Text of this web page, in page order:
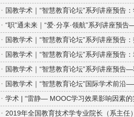
国教学术｜“智慧教育论坛”系列讲座预告
“职”通未来｜“爱·分享·领航”系列讲座预
国教学术｜“智慧教育论坛”系列讲座预告
国教学术｜“智慧教育论坛”系列讲座预告
国教学术｜“智慧教育论坛”系列讲座预告
国教学术｜“智慧教育论坛”国际学术前沿
学术 | “雷静— MOOC学习效果影响因素的
2019年全国教育技术学专业院长（系主任